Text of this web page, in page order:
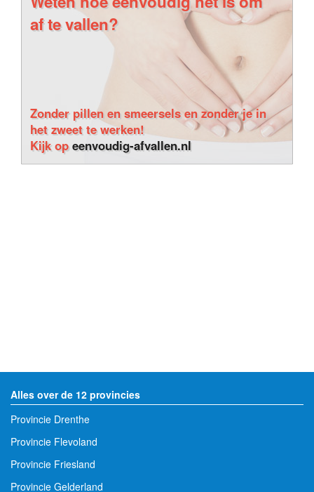
Weten hoe eenvoudig het is om
af te vallen?
Zonder pillen en smeersels en zonder je in
het zweet te werken!
Kijk opeenvoudig-afvallen.nl
Alles over de 12 provincies
Provincie Drenthe
Provincie Flevoland
Provincie Friesland